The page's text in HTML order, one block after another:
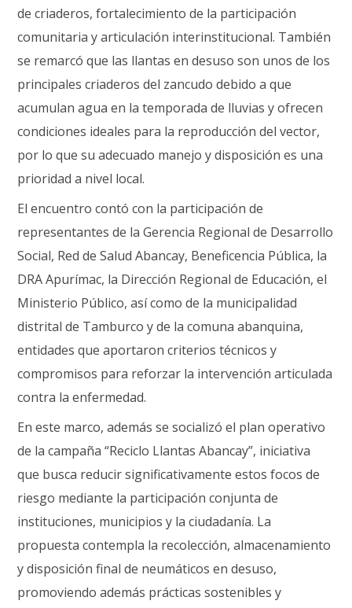
de criaderos, fortalecimiento de la participación
comunitaria y articulación interinstitucional. También
se remarcó que las llantas en desuso son unos de los
principales criaderos del zancudo debido a que
acumulan agua en la temporada de lluvias y ofrecen
condiciones ideales para la reproducción del vector,
por lo que su adecuado manejo y disposición es una
prioridad a nivel local.
El encuentro contó con la participación de
representantes de la Gerencia Regional de Desarrollo
Social, Red de Salud Abancay, Beneficencia Pública, la
DRA Apurímac, la Dirección Regional de Educación, el
Ministerio Público, así como de la municipalidad
distrital de Tamburco y de la comuna abanquina,
entidades que aportaron criterios técnicos y
compromisos para reforzar la intervención articulada
contra la enfermedad.
En este marco, además se socializó el plan operativo
de la campaña “Reciclo Llantas Abancay”, iniciativa
que busca reducir significativamente estos focos de
riesgo mediante la participación conjunta de
instituciones, municipios y la ciudadanía. La
propuesta contempla la recolección, almacenamiento
y disposición final de neumáticos en desuso,
promoviendo además prácticas sostenibles y